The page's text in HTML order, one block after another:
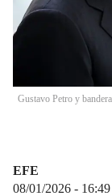
Gustavo Petro y
EFE
08/01/2026 - 16:49